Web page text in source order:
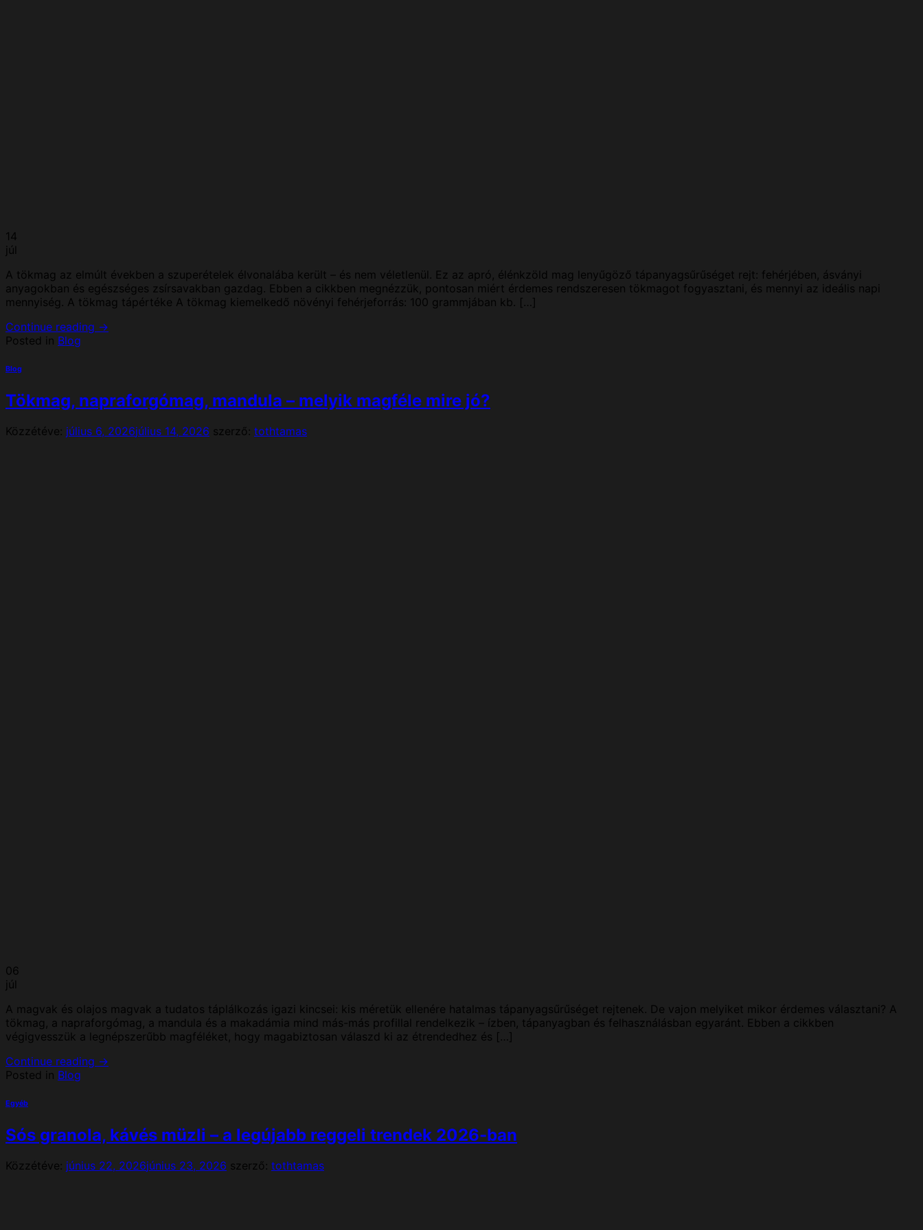
14
júl
A tökmag az elmúlt években a szuperételek élvonalába került – és nem véletlenül. Ez az apró, élénkzöld mag lenyűgöző tápanyagsűrűséget rejt: fehérjében, ásványi
anyagokban és egészséges zsírsavakban gazdag. Ebben a cikkben megnézzük, pontosan miért érdemes rendszeresen tökmagot fogyasztani, és mennyi az ideális napi
mennyiség. A tökmag tápértéke A tökmag kiemelkedő növényi fehérjeforrás: 100 grammjában kb. […]
Continue reading →
Posted in Blog
Blog
Tökmag, napraforgómag, mandula – melyik magféle mire jó?
Közzétéve: július 6, 2026július 14, 2026 szerző: tothtamas
06
júl
A magvak és olajos magvak a tudatos táplálkozás igazi kincsei: kis méretük ellenére hatalmas tápanyagsűrűséget rejtenek. De vajon melyiket mikor érdemes választani? A
tökmag, a napraforgómag, a mandula és a makadámia mind más-más profillal rendelkezik – ízben, tápanyagban és felhasználásban egyaránt. Ebben a cikkben
végigvesszük a legnépszerűbb magféléket, hogy magabiztosan válaszd ki az étrendedhez és […]
Continue reading →
Posted in Blog
Egyéb
Sós granola, kávés müzli – a legújabb reggeli trendek 2026-ban
Közzétéve: június 22, 2026június 23, 2026 szerző: tothtamas